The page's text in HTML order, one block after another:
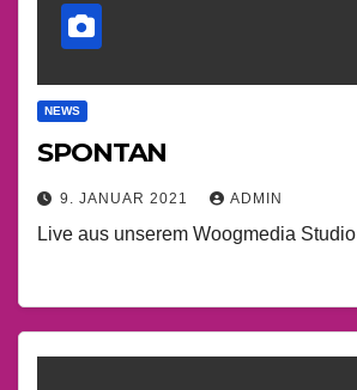
NEWS
SPONTAN
9. JANUAR 2021 ADMIN
Live aus unserem Woogmedia Studio